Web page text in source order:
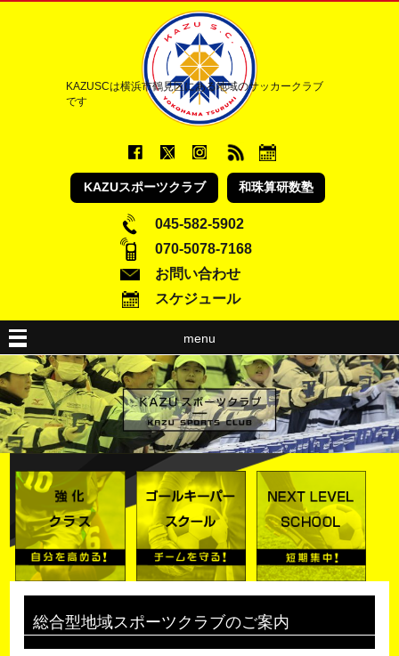
KAZUSCは横浜市鶴見区にある地域のサッカークラブ
です
KAZUスポーツクラブ 和珠算研数塾
045-582-5902
070-5078-7168
お問い合わせ
スケジュール
menu
総合型地域スポーツクラブのご案内